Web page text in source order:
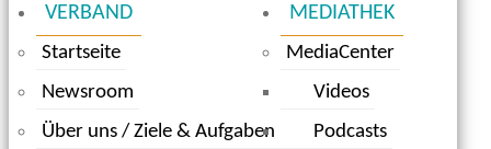
VERBAND
Startseite
Newsroom
Über uns / Ziele & Aufgaben
MEDIATHEK
MediaCenter
Videos
Podcasts